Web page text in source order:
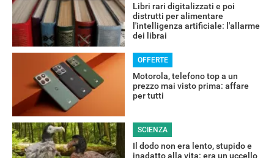
Libri rari digitalizzati e poi
distrutti per alimentare
l'intelligenza artificiale: l'allarme
dei librai
OFFERTE
Motorola, telefono top a un
prezzo mai visto prima: affare
per tutti
SCIENZA
Il dodo non era lento, stupido e
inadatto alla vita: era un uccello